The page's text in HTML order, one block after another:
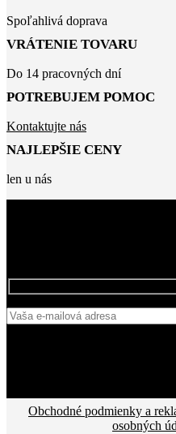
Spoľahlivá doprava
VRÁTENIE TOVARU
Do 14 pracovných dní
POTREBUJEM POMOC
Kontaktujte nás
NAJLEPŠIE CENY
len u nás
Obchodné podmienky a
osobných